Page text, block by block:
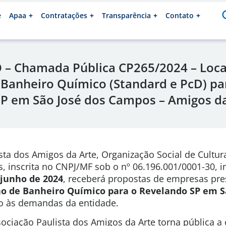
Apaa Contratações Transparência Contato
– Chamada Pública CP265/2024 –
Químico (Standard e PcD)
em São José dos Campos – Amigos
dos Amigos da Arte, Organização Social de
inscrita no CNPJ/MF sob o nº 06.196.001/0001-30,
de 2024, receberá propostas de empresas
de Banheiro Químico para o Revelando SP em
às demandas da entidade.
Paulista dos Amigos da Arte torna pública